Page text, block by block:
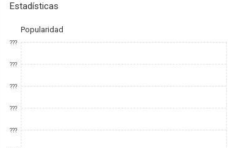
Estadísticas
Popularidad
???
???
???
???
???